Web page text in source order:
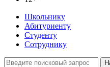
Школьнику
Абитуриенту
Студенту
Сотруднику